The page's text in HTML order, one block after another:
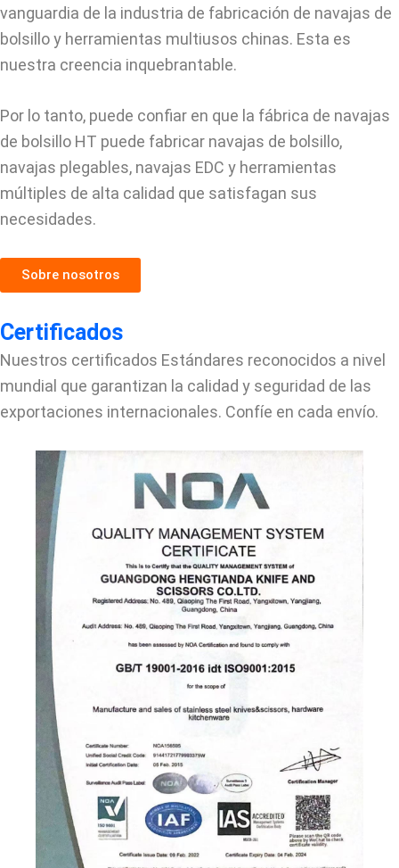
vanguardia de la industria de fabricación de navajas de
bolsillo y herramientas multiusos chinas. Esta es
nuestra creencia inquebrantable.
Por lo tanto, puede confiar en que la fábrica de navajas
de bolsillo HT puede fabricar navajas de bolsillo,
navajas plegables, navajas EDC y herramientas
múltiples de alta calidad que satisfagan sus
necesidades.
Sobre nosotros
Certificados
Nuestros certificados Estándares reconocidos a nivel
mundial que garantizan la calidad y seguridad de las
exportaciones internacionales. Confíe en cada envío.